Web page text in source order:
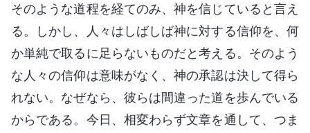
そのような道程を経てのみ、神を信じていると言え
る。しかし、人々はしばしば神に対する信仰を、何
か単純で取るに足らないものだと考える。そのよう
な人々の信仰は意味がなく、神の承認は決して得ら
れない。なぜなら、彼らは間違った道を歩んでいる
からである。今日、相変わらず文章を通して、つま